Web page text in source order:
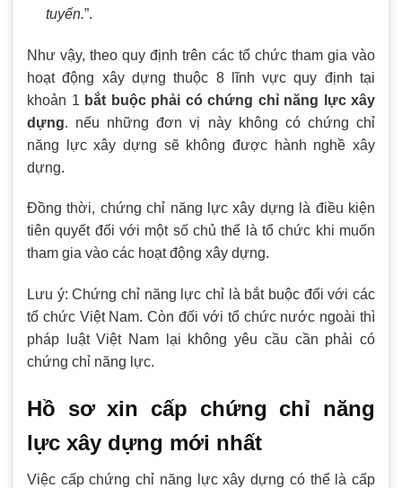
tuyến.”.
Như vậy, theo quy định trên các tổ chức tham gia vào
hoạt động xây dựng thuộc 8 lĩnh vực quy định tại
khoản 1 bắt buộc phải có chứng chỉ năng lực xây
dựng. nếu những đơn vị này không có chứng chỉ
năng lực xây dựng sẽ không được hành nghề xây
dựng.
Đồng thời, chứng chỉ năng lực xây dựng là điều kiện
tiên quyết đối với một số chủ thể là tổ chức khi muốn
tham gia vào các hoạt động xây dựng.
Lưu ý: Chứng chỉ năng lực chỉ là bắt buộc đối với các
tổ chức Việt Nam. Còn đối với tổ chức nước ngoài thì
pháp luật Việt Nam lại không yêu cầu cần phải có
chứng chỉ năng lực.
Hồ sơ xin cấp chứng chỉ năng
lực xây dựng mới nhất
Việc cấp chứng chỉ năng lực xây dựng có thể là cấp